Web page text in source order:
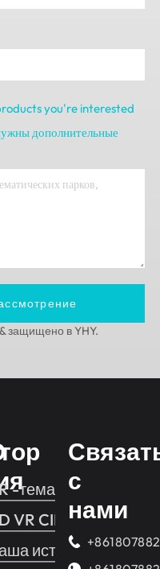
you're interested
дополнительные
защищено в YHY.
2
1
-тематический парк
VR CINEMA
история
с
нами